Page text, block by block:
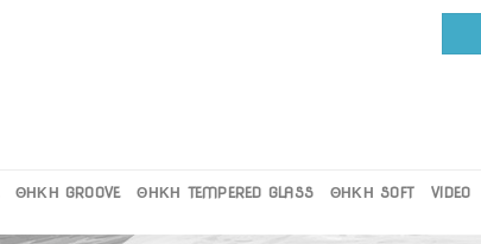
ΘΗΚΗ GROOVE ΘΗΚΗ TEMPERED GLASS ΘΗΚΗ SOFT VIDEO